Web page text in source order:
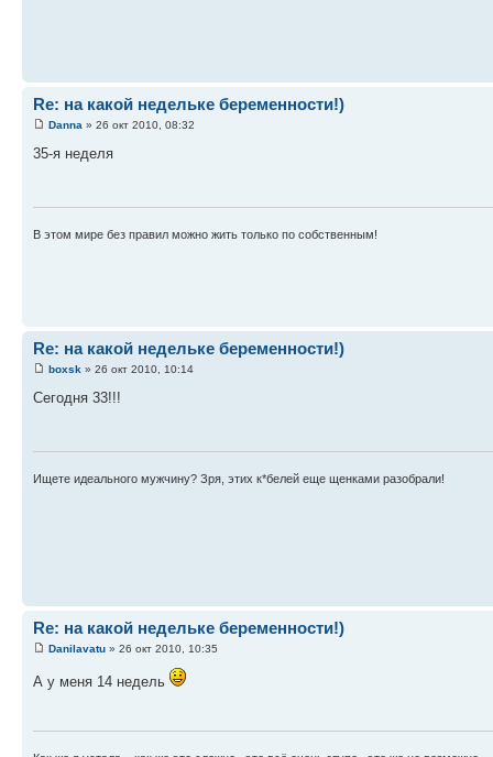
Re: на какой недельке беременности!)
Danna » 26 окт 2010, 08:32
35-я неделя
В этом мире без правил можно жить только по собственным!
Re: на какой недельке беременности!)
boxsk » 26 окт 2010, 10:14
Сегодня 33!!!
Ищете идеального мужчину? Зря, этих к*белей еще щенками разобрали!
Re: на какой недельке беременности!)
Danilavatu » 26 окт 2010, 10:35
А у меня 14 недель